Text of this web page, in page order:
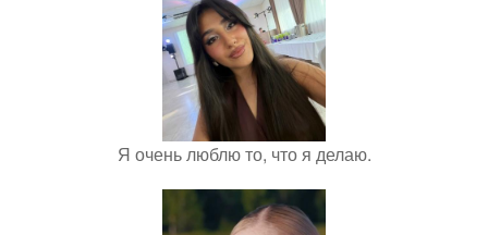
Я очень люблю то, что я делаю.